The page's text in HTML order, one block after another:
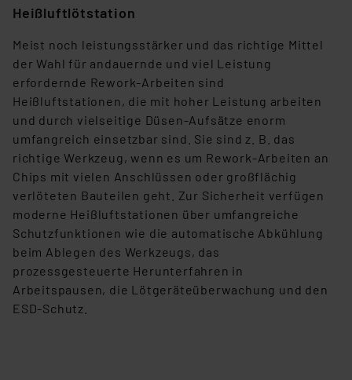
Heißluftlötstation
Meist noch leistungsstärker und das richtige Mittel
der Wahl für andauernde und viel Leistung
erfordernde Rework-Arbeiten sind
Heißluftstationen, die mit hoher Leistung arbeiten
und durch vielseitige Düsen-Aufsätze enorm
umfangreich einsetzbar sind. Sie sind z. B. das
richtige Werkzeug, wenn es um Rework-Arbeiten an
Chips mit vielen Anschlüssen oder großflächig
verlöteten Bauteilen geht. Zur Sicherheit verfügen
moderne Heißluftstationen über umfangreiche
Schutzfunktionen wie die automatische Abkühlung
beim Ablegen des Werkzeugs, das
prozessgesteuerte Herunterfahren in
Arbeitspausen, die Lötgeräteüberwachung und den
ESD-Schutz.